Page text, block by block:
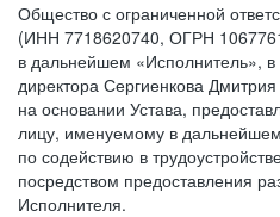
Общество с ограниченной
(ИНН 7718620740, ОГРН
в дальнейшем «Исполнитель», в
директора Сергиенкова
на основании Устава,
лицу, именуемому в дальнейшем
по содействию в
посредством предоставления
Исполнителя.